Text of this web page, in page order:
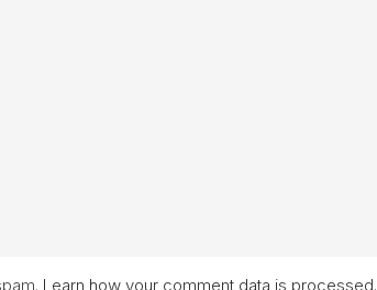
Learn how your comment data is processed.